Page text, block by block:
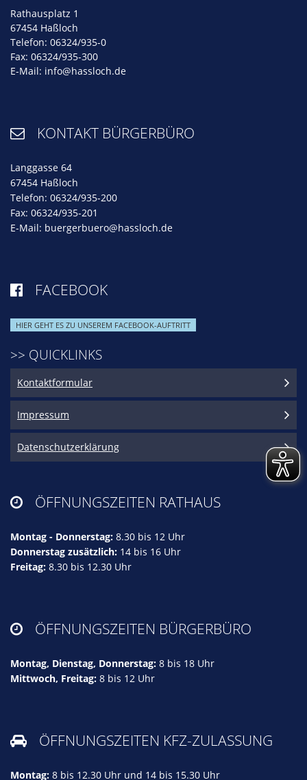
Rathausplatz 1
67454 Haßloch
Telefon: 06324/935-0
Fax: 06324/935-300
E-Mail: info@hassloch.de
 KONTAKT BÜRGERBÜRO
Langgasse 64
67454 Haßloch
Telefon: 06324/935-200
Fax: 06324/935-201
E-Mail: buergerbuero@hassloch.de
 FACEBOOK
HIER GEHT ES ZU UNSEREM FACEBOOK-AUFTRITT
>> QUICKLINKS
Kontaktformular
Impressum
Datenschutzerklärung
 ÖFFNUNGSZEITEN RATHAUS
Montag - Donnerstag: 8.30 bis 12 Uhr
Donnerstag zusätzlich: 14 bis 16 Uhr
Freitag: 8.30 bis 12.30 Uhr
 ÖFFNUNGSZEITEN BÜRGERBÜRO
Montag, Dienstag, Donnerstag: 8 bis 18 Uhr
Mittwoch, Freitag: 8 bis 12 Uhr
 ÖFFNUNGSZEITEN KFZ-ZULASSUNG
Montag: 8 bis 12.30 Uhr und 14 bis 15.30 Uhr